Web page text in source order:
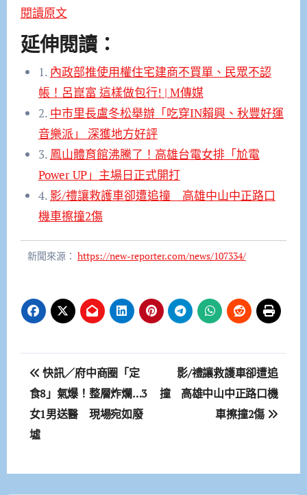
閱讀原文
延伸閱讀：
1. 內政部推使用權住宅建商不買單、民眾不認
帳！呂崑富 這樣做包行! | M傳媒
2. 中市里長盧冬松舉辦「吃穿IN賴興、秋豐好運
音樂派」 深獲地方好評
3. 鳳山體育館沸騰了！高雄台電女排「尬電
Power UP」主場日正式開打
4. 影/禮讓救護車卻遭追撞 高雄中山中正路口
機車擦撞2傷
新聞來源： https://new-reporter.com/news/107334/
文
章
導
快訊／府中商圈「定
食8」氣爆！整層炸爛…3
女1男送醫 現場宛如廢
墟
影/禮讓救護車卻遭追
撞 高雄中山中正路口機
車擦撞2傷